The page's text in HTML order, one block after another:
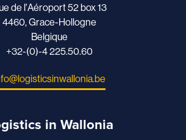
de l'Aéroport 52 box 13
4460, Grace-Hollogne
Belgique
+32-(0)-4 225.50.60
in Wallonia